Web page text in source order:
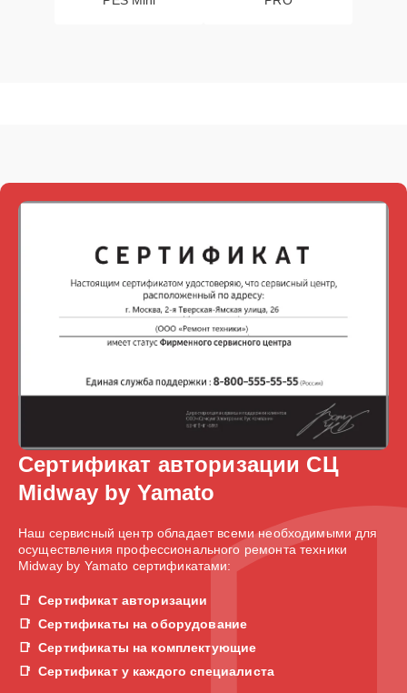
Сертификат авторизации СЦ
Midway by Yamato
Наш сервисный центр обладает всеми необходимыми для
осуществления профессионального ремонта техники
Midway by Yamato сертификатами:
Сертификат авторизации
Сертификаты на оборудование
Сертификаты на комплектующие
Сертификат у каждого специалиста